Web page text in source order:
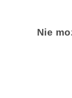
Nie